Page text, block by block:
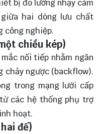
bị đo lường nhạy cảm
hai dòng lưu chất
công nghiệp.
chiều kép)
nối tiếp nhằm ngăn
chảy ngược (backflow).
trong mạng lưới cấp
các hệ thống phụ trợ
hoạt.
đế)